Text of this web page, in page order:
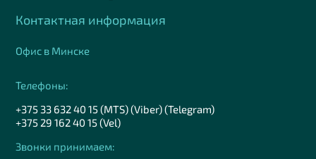
Контактная информация
Офис в Минске
Телефоны:
+375 33 632 40 15 (MTS) (Viber) (Telegram)
+375 29 162 40 15 (Vel)
Звонки принимаем: